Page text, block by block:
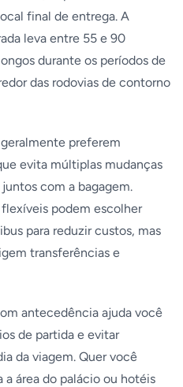
final de entrega. A
leva entre 55 e 90
durante os períodos de
das rodovias de contorno
preferem
evita múltiplas mudanças
com a bagagem.
podem escolher
para reduzir custos, mas
transferências e
antecedência ajuda você
de partida e evitar
da viagem. Quer você
área do palácio ou hotéis